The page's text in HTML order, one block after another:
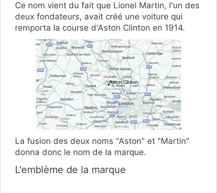
Ce nom vient du fait que Lionel Martin, l'un des
deux fondateurs, avait créé une voiture qui
remporta la course d'Aston Clinton en 1914.
La fusion des deux noms "Aston" et "Martin"
donna donc le nom de la marque.
L'emblème de la marque